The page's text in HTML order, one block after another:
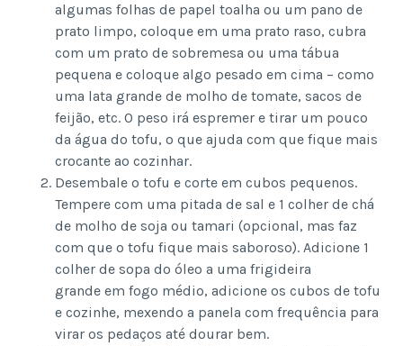
algumas folhas de papel toalha ou um pano de
prato limpo, coloque em uma prato raso, cubra
com um prato de sobremesa ou uma tábua
pequena e coloque algo pesado em cima – como
uma lata grande de molho de tomate, sacos de
feijão, etc. O peso irá espremer e tirar um pouco
da água do tofu, o que ajuda com que fique mais
crocante ao cozinhar.
Desembale o tofu e corte em cubos pequenos.
Tempere com uma pitada de sal e 1 colher de chá
de molho de soja ou tamari (opcional, mas faz
com que o tofu fique mais saboroso). Adicione 1
colher de sopa do óleo a uma frigideira
grande em fogo médio, adicione os cubos de tofu
e cozinhe, mexendo a panela com frequência para
virar os pedaços até dourar bem.